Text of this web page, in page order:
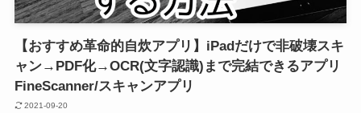
【おすすめ革命的自炊アプリ】iPadだけで非破壊スキ
ャン→PDF化→OCR(文字認識)まで完結できるアプリ
FineScanner/スキャンアプリ
2021-09-20